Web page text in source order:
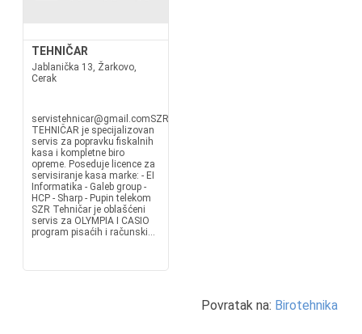
TEHNIČAR
Jablanička 13, Žarkovo,
Cerak
servistehnicar@gmail.comSZR
TEHNIČAR je specijalizovan
servis za popravku fiskalnih
kasa i kompletne biro
opreme. Poseduje licence za
servisiranje kasa marke: - EI
Informatika - Galeb group -
HCP - Sharp - Pupin telekom
SZR Tehničar je oblašćeni
servis za OLYMPIA I CASIO
program pisaćih i računski...
Povratak na: Birotehnika